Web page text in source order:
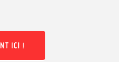
ICI !